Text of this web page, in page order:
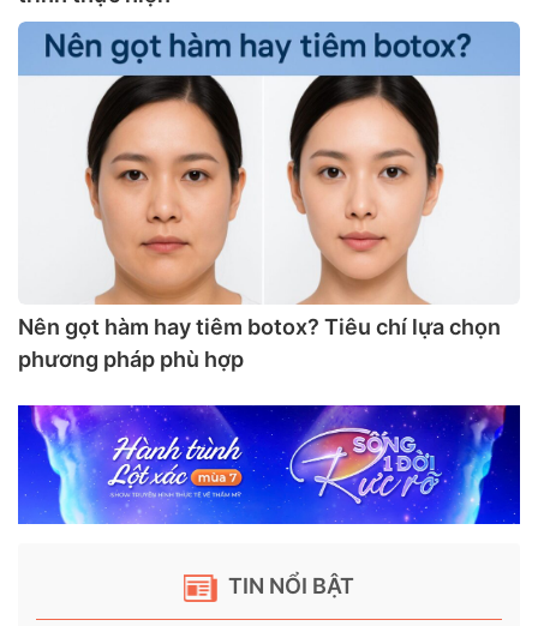
TIN NỔI BẬT
Nên gọt hàm hay tiêm botox? Tiêu chí lựa chọn
phương pháp phù hợp